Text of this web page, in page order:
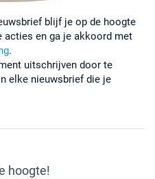
blijf je op de hoogte
acties en ga je akkoord met
.
uitschrijven door te
elke nieuwsbrief die je
hoogte!